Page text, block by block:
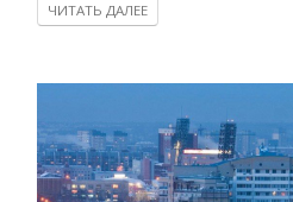
ЧИТАТЬ ДАЛЕЕ